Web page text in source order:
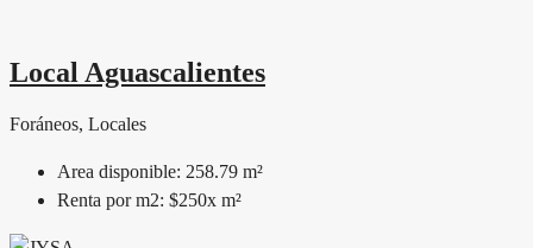
Local Aguascalientes
Foráneos, Locales
Area disponible: 258.79 m²
Renta por m2: $250x m²